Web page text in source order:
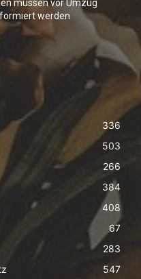
müssen vor Umzug
werden
336
503
266
384
408
67
283
547